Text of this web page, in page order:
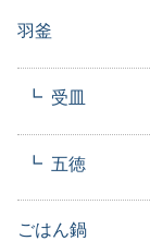
羽釜
受皿
五徳
ごはん鍋